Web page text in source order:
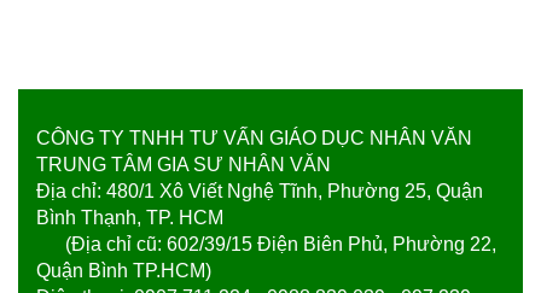
CÔNG TY TNHH TƯ VẤN GIÁO DỤC NHÂN VĂN
TRUNG TÂM GIA SƯ NHÂN VĂN
Địa chỉ: 480/1 Xô Viết Nghệ Tĩnh, Phường 25, Quận
Bình Thạnh, TP. HCM
(Địa chỉ cũ: 602/39/15 Điện Biên Phủ, Phường 22,
Quận Bình TP.HCM)